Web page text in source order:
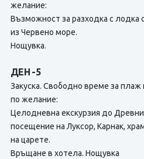
желание:
Възможност за разходка с лодка
из Червено море.
Нощувка.
ДЕН -5
Закуска. Свободно време за плаж
по желание:
Целодневна екскурзия до
посещение на Луксор, Карнак,
на царете.
Връщане в хотела. Нощувка